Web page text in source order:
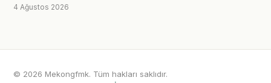
4 Ağustos 2026
© 2026 Mekongfmk. Tüm hakları saklıdır.